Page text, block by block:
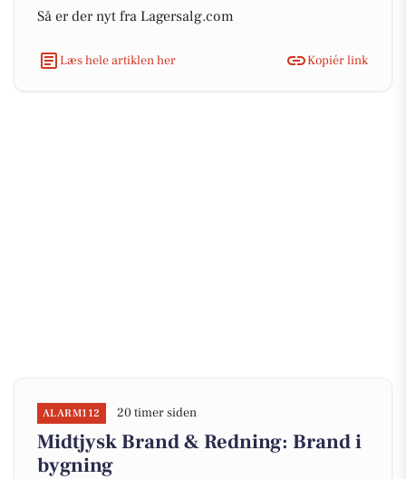
Så er der nyt fra Lagersalg.com
Læs hele artiklen her Kopiér link
ALARM112 20 timer siden
Midtjysk Brand & Redning: Brand i
bygning